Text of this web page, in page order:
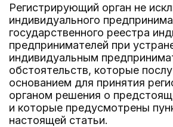
Регистрирующий орган не
индивидуального
государственного реестра
предпринимателей при
индивидуальным
обстоятельств, которые
основанием для принятия
органом решения о
и которые предусмотрены
настоящей статьи.